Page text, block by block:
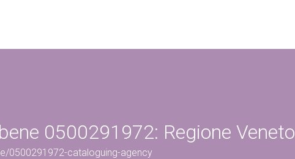
0500291972: Regione Veneto
0500291972-cataloguing-agency